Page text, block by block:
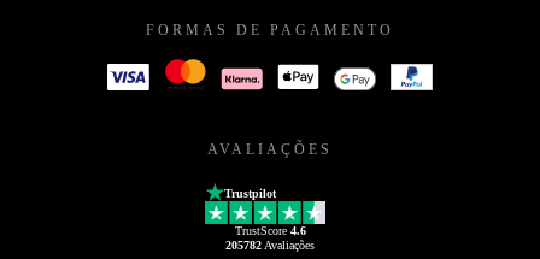
FORMAS DE PAGAMENTO
AVALIAÇÕES
Trustpilot
TrustScore 4.6
205782 Avaliações